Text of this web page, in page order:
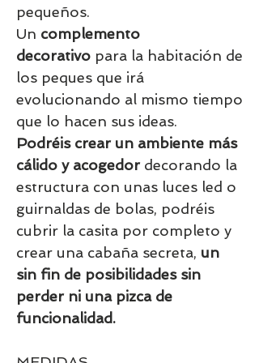
pequeños.
Un complemento
decorativo para la habitación de
los peques que irá
evolucionando al mismo tiempo
que lo hacen sus ideas.
Podréis crear un ambiente más
cálido y acogedordecorando la
estructura con unas luces led o
guirnaldas de bolas, podréis
cubrir la casita por completo y
crear una cabaña secreta, un
sin fin de posibilidades sin
perder ni una pizca de
funcionalidad.